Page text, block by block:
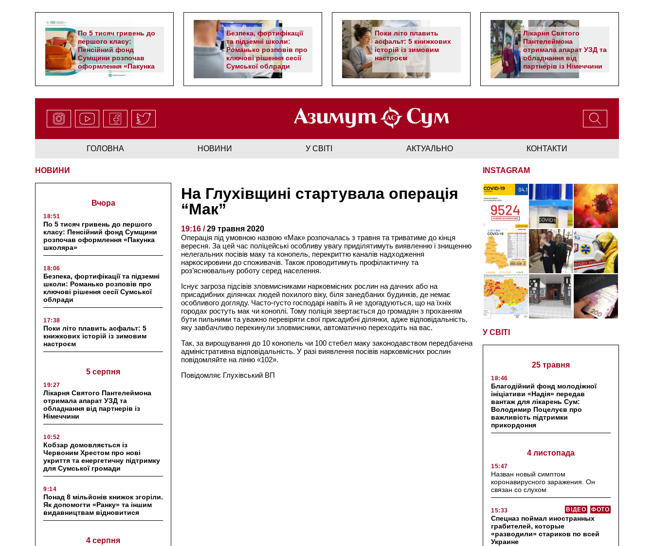
По 5 тисяч гривень до
першого класу:
Пенсійний фонд
Сумщини розпочав
оформлення «Пакунка
школяра»
Безпека, фортифікації
та підземні школи:
Романько розповів про
ключові рішення сесії
Сумської облради
Поки літо плавить
асфальт: 5 книжкових
історій із зимовим
настроєм
Лікарня Святого
Пантелеймона
отримала апарат УЗД та
обладнання від
партнерів із Німеччини
ГОЛОВНА НОВИНИ У СВІТІ АКТУАЛЬНО КОНТАКТИ
НОВИНИ
Вчора
18:51
По 5 тисяч гривень до першого
класу: Пенсійний фонд Сумщини
розпочав оформлення «Пакунка
школяра»
18:06
Безпека, фортифікації та підземні
школи: Романько розповів про
ключові рішення сесії Сумської
облради
17:38
Поки літо плавить асфальт: 5
книжкових історій із зимовим
настроєм
5 серпня
19:27
Лікарня Святого Пантелеймона
отримала апарат УЗД та
обладнання від партнерів із
Німеччини
10:52
Кобзар домовляється із
Червоним Хрестом про нові
укриття та енергетичну підтримку
для Сумської громади
9:14
Понад 8 мільйонів книжок згоріли.
Як допомогти «Ранку» та іншим
видавництвам відновитися
4 серпня
На Глухівщині стартувала операція
“Мак”
19:16 /29 травня 2020
Операція під умовною назвою «Мак» розпочалась з травня та триватиме до кінця
вересня. За цей час поліцейські особливу увагу приділятимуть виявленню і знищенню
нелегальних посівів маку та конопель, перекриттю каналів надходження
наркосировини до споживачів. Також проводитимуть профілактичну та
роз’яснювальну роботу серед населення.
Існує загроза підсівів зловмисниками нарковмісних рослин на дачних або на
присадибних ділянках людей похилого віку, біля занедбаних будинків, де немає
особливого догляду. Часто-густо господарі навіть й не здогадуються, що на їхніх
городах ростуть мак чи коноплі. Тому поліція звертається до громадян з проханням
бути пильними та уважно перевіряти свої присадибні ділянки, адже відповідальність,
яку завбачливо перекинули зловмисники, автоматично переходить на вас.
Так, за вирощування до 10 конопель чи 100 стебел маку законодавством передбачена
адміністративна відповідальність. У разі виявлення посівів нарковмісних рослин
повідомляйте на лінію «102».
Повідомляє Глухівський ВП
INSTAGRAM
У СВІТІ
25 травня
18:46
Благодійний фонд молодіжної
ініціативи «Надія» передав
вантаж для лікарень Сум:
Володимир Поцелуєв про
важливість підтримки
прикордоння
4 листопада
15:47
Назван новый симптом
коронавирусного заражения. Он
связан со слухом
15:33 ФОТО
ВІДЕО
Спецназ поймал иностранных
грабителей, которые
«разводили» стариков по всей
Украине